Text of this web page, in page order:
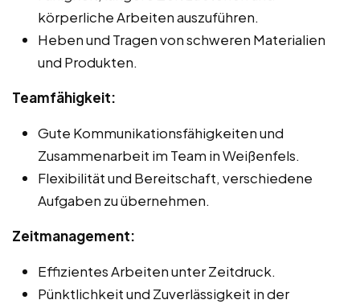
körperliche Arbeiten auszuführen.
Heben und Tragen von schweren Materialien
und Produkten.
Teamfähigkeit:
Gute Kommunikationsfähigkeiten und
Zusammenarbeit im Team in Weißenfels.
Flexibilität und Bereitschaft, verschiedene
Aufgaben zu übernehmen.
Zeitmanagement:
Effizientes Arbeiten unter Zeitdruck.
Pünktlichkeit und Zuverlässigkeit in der